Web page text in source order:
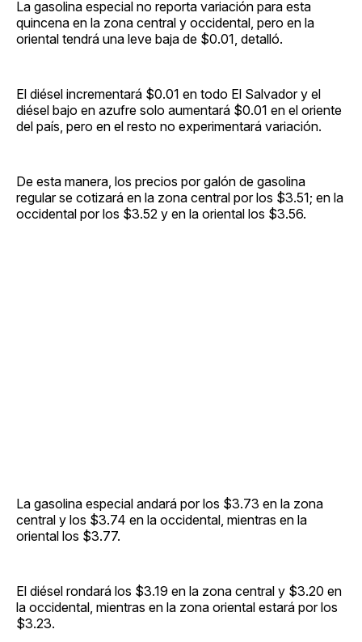
La gasolina especial no reporta variación para esta
quincena en la zona central y occidental, pero en la
oriental tendrá una leve baja de $0.01, detalló.
El diésel incrementará $0.01 en todo El Salvador y el
diésel bajo en azufre solo aumentará $0.01 en el oriente
del país, pero en el resto no experimentará variación.
De esta manera, los precios por galón de gasolina
regular se cotizará en la zona central por los $3.51; en la
occidental por los $3.52 y en la oriental los $3.56.
La gasolina especial andará por los $3.73 en la zona
central y los $3.74 en la occidental, mientras en la
oriental los $3.77.
El diésel rondará los $3.19 en la zona central y $3.20 en
la occidental, mientras en la zona oriental estará por los
$3.23.